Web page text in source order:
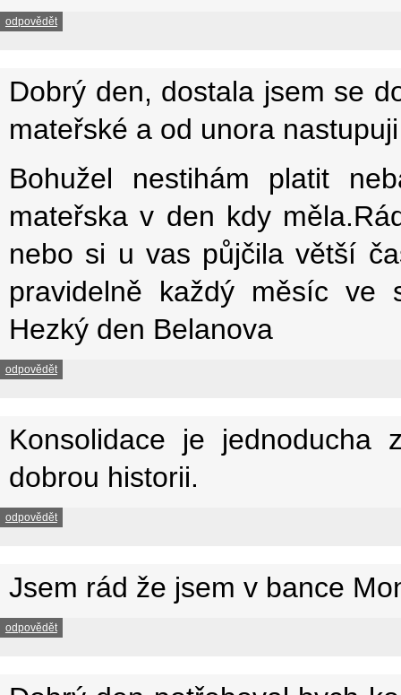
odpovědět
Dobrý den, dostala jsem se
mateřské a od unora
Bohužel nestihám platit
mateřska v den kdy
nebo si u vas půjčila větší
pravidelně každý měsíc ve
Hezký den Belanova
odpovědět
Konsolidace je
dobrou historii.
odpovědět
Jsem rád že jsem v bance
odpovědět